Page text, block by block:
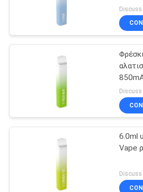
Αρωματικό
Ε
Εξαρτήσεις
εκκινητών
συστημάτων
Discuss
μίας
Discuss
6.0ml
Vape
Discuss